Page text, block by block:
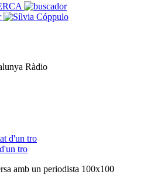
Ràdio
tro
amb un periodista 100x100